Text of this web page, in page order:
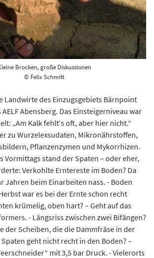
Brocken, große Diskussionen
© Felix Schmitt
des Einzugsgebiets Bärnpoint
Abensberg. Das Einsteigerniveau war
„Am Kalk fehlt‘s oft, aber hier nicht.“
zu Wurzelexsudaten, Mikronährstoffen,
Pflanzenzymen und Mykorrhizen.
Vormittags stand der Spaten – oder eher,
Verkohlte Erntereste im Boden? Da
Jahren beim Einarbeiten nass. - Boden
war es bei der Ernte schon recht
krümelig, oben hart? – Geht auf das
- Längsriss zwischen zwei Bifängen?
der Scheiben, die die Dammfräse in der
geht nicht recht in den Boden? –
mit 3,5 bar Druck. - Vielerorts